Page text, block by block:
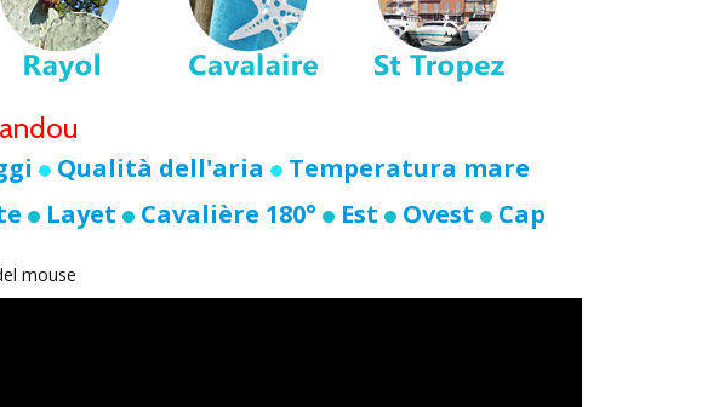
Qualità dell'aria
Temperatura mare
Layet Cavalière 180° Est Ovest
Cap
mouse